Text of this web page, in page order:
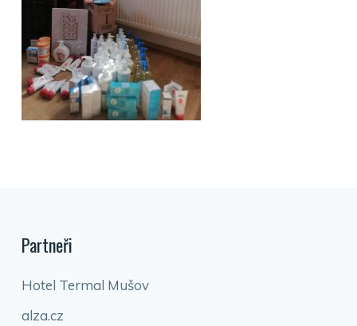
Partneři
Hotel Termal Mušov
alza.cz